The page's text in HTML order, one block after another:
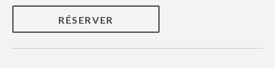
RÉSERVER
Le partenaire idéal pour
vos événements !